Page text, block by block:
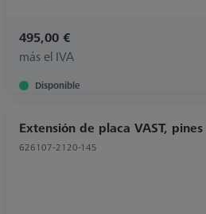
495,00 €
más el IVA
Disponible
Extensión de placa VAST,
626107-2120-145